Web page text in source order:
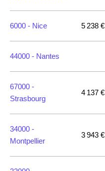
6000 - Nice 5 238 €
44000 - Nantes
67000 -
Strasbourg
4 137 €
34000 -
Montpellier
3 943 €